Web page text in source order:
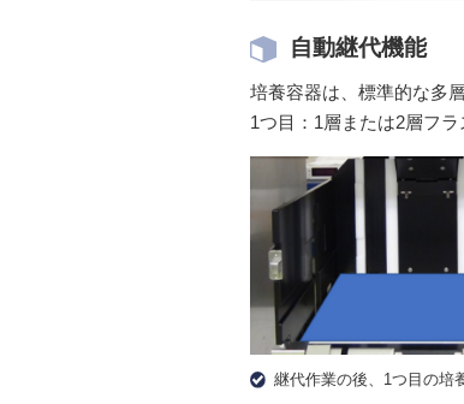
自動継代機能
培養容器は、標準的な多
1つ目：1層または2層フ
継代作業の後、1つ目の培